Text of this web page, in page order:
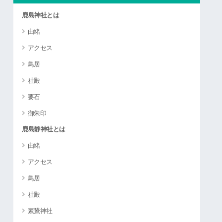
鹿島神社とは
由緒
アクセス
鳥居
社殿
要石
御朱印
鹿島静神社とは
由緒
アクセス
鳥居
社殿
素鵞神社